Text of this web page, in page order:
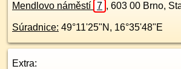
Mendlovo náměstí 7 , 603 00 Brno,
Súradnice: 49°11'25"N , 16°35'48"E
Extra: